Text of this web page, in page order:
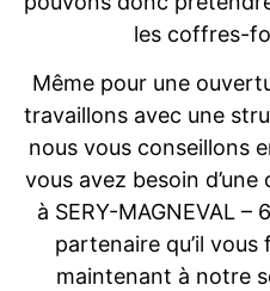
les coffres-
Même pour une
travaillons avec une
nous vous conseillons
vous avez besoin
à SERY-MAGNEVAL
partenaire qu’il
maintenant à notre